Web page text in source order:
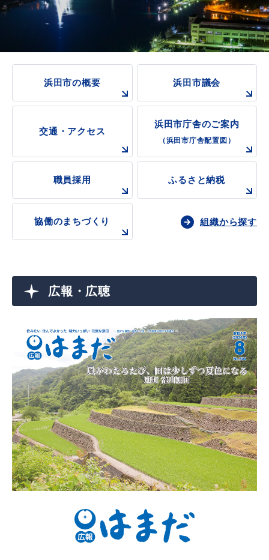
浜田市の概要 浜田市議会
交通・アクセス
浜田市庁舎のご案内
（浜田市庁舎配置図）
職員採用 ふるさと納税
協働のまちづくり 組織から探す
広報・広聴